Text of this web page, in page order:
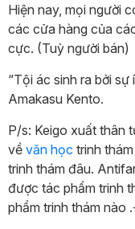
Hiện nay, mọi người
các cửa hàng của
cực. (Tuỳ người bán)
“Tội ác sinh ra bởi
Amakasu Kento.
P/s: Keigo xuất thân
về văn học trinh
trinh thám đâu.
được tác phẩm trinh
phẩm trinh thám nào